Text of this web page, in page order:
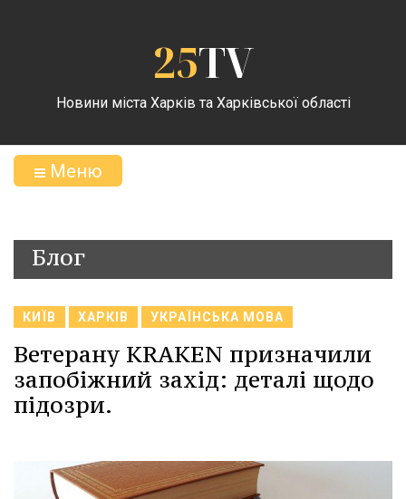
25TV
Новини міста Харків та Харківської області
Меню
Блог
КИЇВ ХАРКІВ УКРАЇНСЬКА МОВА
Ветерану KRAKEN призначили
запобіжний захід: деталі щодо
підозри.